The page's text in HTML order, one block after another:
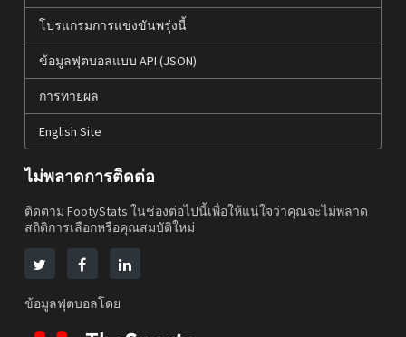
โปรแกรมการแข่งขันพรุ่งนี้
ข้อมูลฟุตบอลแบบ API (JSON)
การทายผล
English Site
ไม่พลาดการติดต่อ
ติดตาม FootyStats ในช่องต่อไปนี้เพื่อให้แน่ใจว่าคุณจะไม่พลาด
สถิติการเลือกหรือคุณสมบัติใหม่
ข้อมูลฟุตบอลโดย